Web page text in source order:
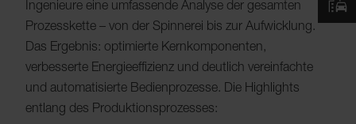
Ingenieure eine umfassende Analyse der gesamten
Prozesskette – von der Spinnerei bis zur Aufwicklung.
Das Ergebnis: optimierte Kernkomponenten,
verbesserte Energieeffizienz und deutlich vereinfachte
und automatisierte Bedienprozesse. Die Highlights
entlang des Produktionsprozesses: